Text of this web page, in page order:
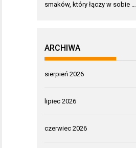
smaków, który łączy w sobie …
ARCHIWA
sierpień 2026
lipiec 2026
czerwiec 2026